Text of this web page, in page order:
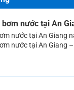
nước tại An
nước tại An Giang
nước tại An Giang
ngày càng phổ biến
ổn định cung cấp cho